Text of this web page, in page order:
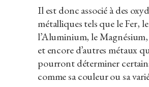
Il est donc associé à des
métalliques tels que le Fer,
l’Aluminium, le
et encore d’autres métaux
pourront déterminer
comme sa couleur ou sa